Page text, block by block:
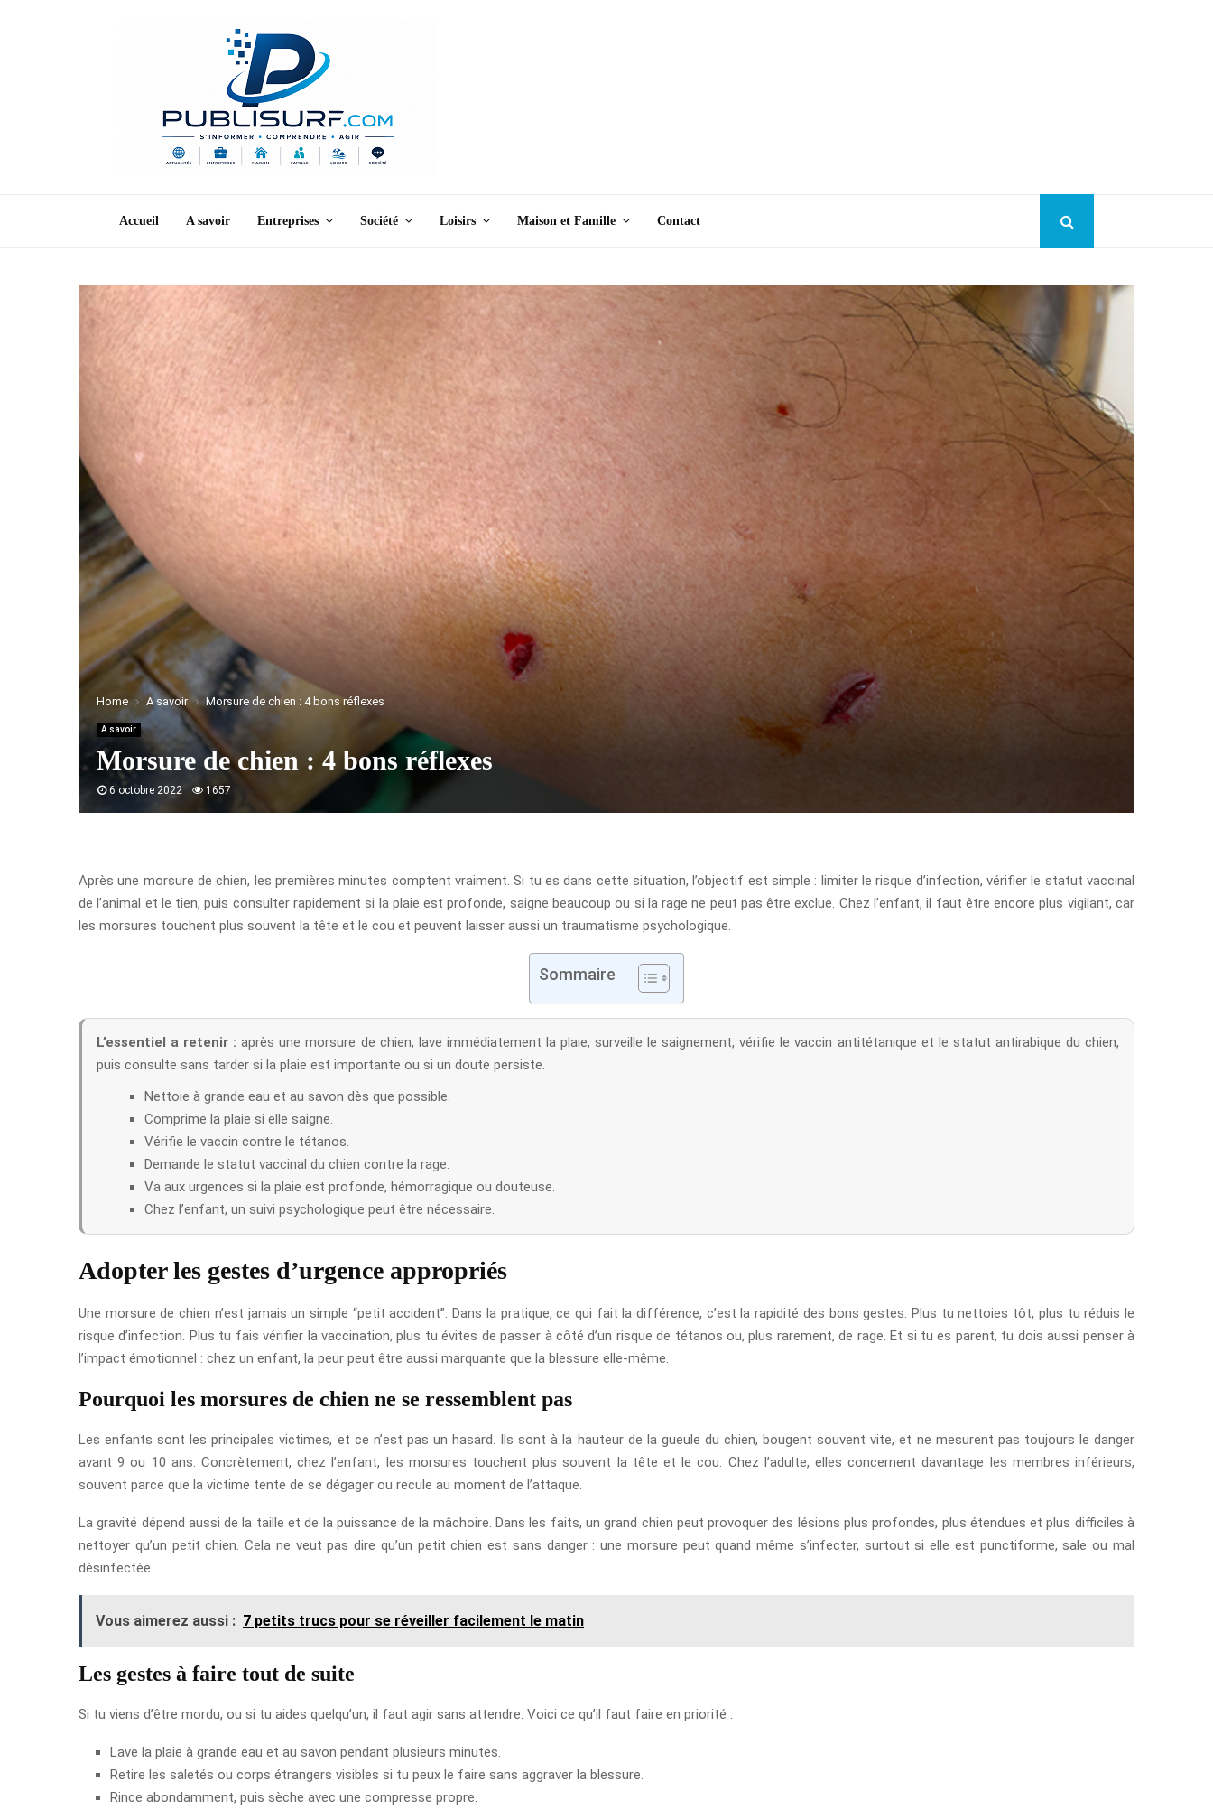
Accueil A savoir Entreprises Société Loisirs Maison et Famille Contact
Home A savoir Morsure de chien : 4 bons réflexes
A savoir
Morsure de chien : 4 bons réflexes
6 octobre 2022 1657
Après une morsure de chien, les premières minutes comptent vraiment. Si tu es dans cette situation, l’objectif est simple : limiter le risque d’infection, vérifier le statut vaccinal
de l’animal et le tien, puis consulter rapidement si la plaie est profonde, saigne beaucoup ou si la rage ne peut pas être exclue. Chez l’enfant, il faut être encore plus vigilant, car
les morsures touchent plus souvent la tête et le cou et peuvent laisser aussi un traumatisme psychologique.
Sommaire
L’essentiel a retenir : après une morsure de chien, lave immédiatement la plaie, surveille le saignement, vérifie le vaccin antitétanique et le statut antirabique du chien,
puis consulte sans tarder si la plaie est importante ou si un doute persiste.
Nettoie à grande eau et au savon dès que possible.
Comprime la plaie si elle saigne.
Vérifie le vaccin contre le tétanos.
Demande le statut vaccinal du chien contre la rage.
Va aux urgences si la plaie est profonde, hémorragique ou douteuse.
Chez l’enfant, un suivi psychologique peut être nécessaire.
Adopter les gestes d’urgence appropriés
Une morsure de chien n’est jamais un simple “petit accident”. Dans la pratique, ce qui fait la différence, c’est la rapidité des bons gestes. Plus tu nettoies tôt, plus tu réduis le
risque d’infection. Plus tu fais vérifier la vaccination, plus tu évites de passer à côté d’un risque de tétanos ou, plus rarement, de rage. Et si tu es parent, tu dois aussi penser à
l’impact émotionnel : chez un enfant, la peur peut être aussi marquante que la blessure elle-même.
Pourquoi les morsures de chien ne se ressemblent pas
Les enfants sont les principales victimes, et ce n’est pas un hasard. Ils sont à la hauteur de la gueule du chien, bougent souvent vite, et ne mesurent pas toujours le danger
avant 9 ou 10 ans. Concrètement, chez l’enfant, les morsures touchent plus souvent la tête et le cou. Chez l’adulte, elles concernent davantage les membres inférieurs,
souvent parce que la victime tente de se dégager ou recule au moment de l’attaque.
La gravité dépend aussi de la taille et de la puissance de la mâchoire. Dans les faits, un grand chien peut provoquer des lésions plus profondes, plus étendues et plus difficiles à
nettoyer qu’un petit chien. Cela ne veut pas dire qu’un petit chien est sans danger : une morsure peut quand même s’infecter, surtout si elle est punctiforme, sale ou mal
désinfectée.
Vous aimerez aussi : 7 petits trucs pour se réveiller facilement le matin
Les gestes à faire tout de suite
Si tu viens d’être mordu, ou si tu aides quelqu’un, il faut agir sans attendre. Voici ce qu’il faut faire en priorité :
Lave la plaie à grande eau et au savon pendant plusieurs minutes.
Retire les saletés ou corps étrangers visibles si tu peux le faire sans aggraver la blessure.
Rince abondamment, puis sèche avec une compresse propre.